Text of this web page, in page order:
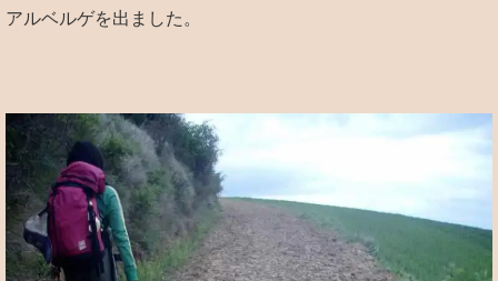
アルベルゲを出ました。